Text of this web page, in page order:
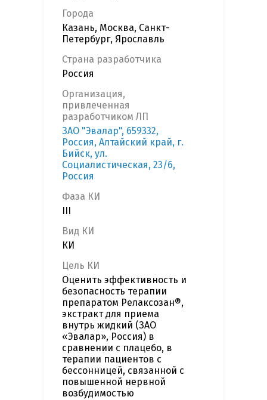
Города
Казань, Москва, Санкт-
Петербург, Ярославль
Страна разработчика
Россия
Организация,
привлеченная
разработчиком ЛП
ЗАО "Эвалар", 659332,
Россия, Алтайский край, г.
Бийск, ул.
Социалистическая, 23/6,
Россия
Фаза КИ
Вид КИ
КИ
Цель КИ
Оценить эффективность и
безопасность терапии
препаратом Релаксозан®,
экстракт для приема
внутрь жидкий (ЗАО
«Эвалар», Россия) в
сравнении с плацебо, в
терапии пациентов с
бессонницей, связанной с
повышенной нервной
возбудимостью